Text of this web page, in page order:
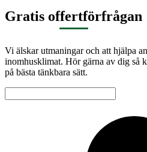
Gratis offertförfrågan
Vi älskar utmaningar och att hjälpa
inomhusklimat. Hör gärna av dig så
på bästa tänkbara sätt.